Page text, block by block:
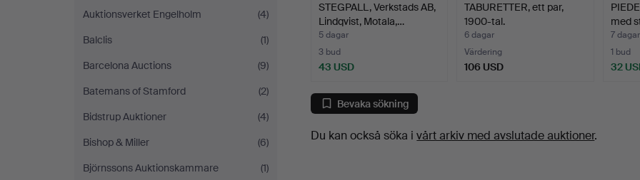
Auktionsverket Engelholm
(4)
Balclis
(1)
Barcelona Auctions
(9)
Batemans of Stamford
(2)
Bidstrup Auktioner
(4)
Bishop & Miller
(6)
Björnssons Auktionskammare
(1)
STEGPALL, Verkstads AB,
Lindqvist, Motala,…
5 dagar
3 bud
43 USD
TABURETTER, ett par,
1900-tal.
6 dagar
Värdering
106 USD
med
7 dagar
1 bud
32
Bevaka sökning
Du kan också söka ivårt arkiv med avslutade auktioner.